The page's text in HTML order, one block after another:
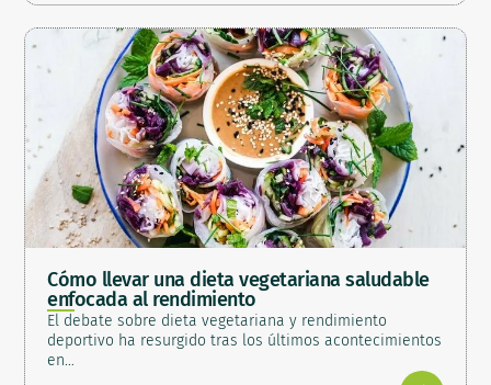
Cómo llevar una dieta vegetariana saludable
enfocada al rendimiento
El debate sobre dieta vegetariana y rendimiento
deportivo ha resurgido tras los últimos acontecimientos
en…